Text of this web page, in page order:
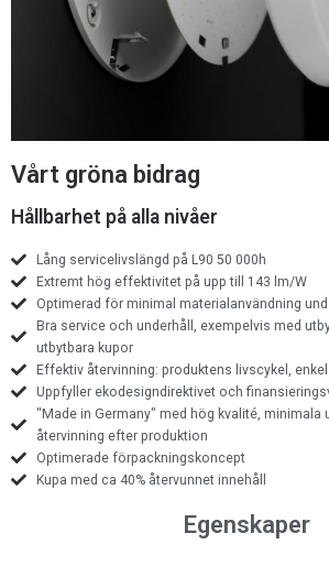
Vårt gröna bidrag
Hållbarhet på alla nivåer
Lång servicelivslängd på L90 50 000h
Extremt hög effektivitet på upp till 143 lm/W
Optimerad för minimal materialanvändning
Bra service och underhåll, exempelvis med
utbytbara kupor
Effektiv återvinning: produktens livscykel,
Uppfyller ekodesigndirektivet och
"Made in Germany" med hög kvalité, minimala
återvinning efter produktion
Optimerade förpackningskoncept
Kupa med ca 40% återvunnet innehåll
Egenskaper